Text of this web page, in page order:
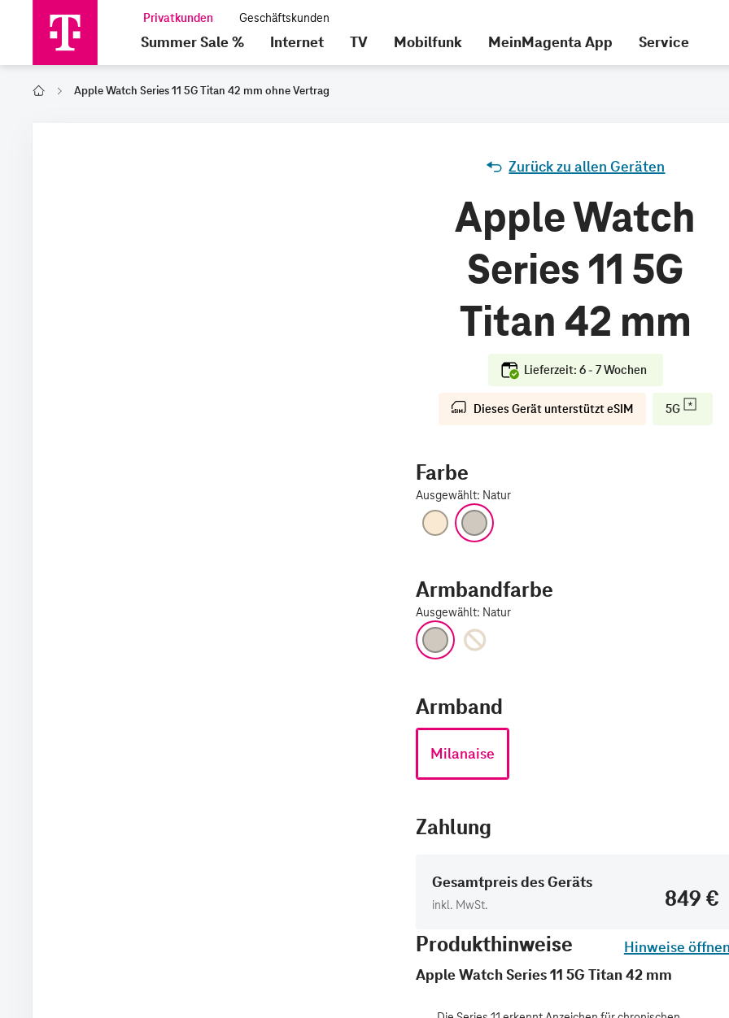
Summer Sale % Internet TV Mobilfunk MeinMagenta App Service
Home Apple Watch Series 11 5G Titan 42 mm ohne Vertrag
Zurück zu allen Geräten
Apple Watch
Series 11 5G
Titan 42 mm
Lieferzeit: 6 - 7 Wochen
Dieses Gerät unterstützt eSIM 5G
Farbe
Ausgewählt: Natur
Gold
Armbandfarbe
Ausgewählt: Natur
Natur
Armband
Milanaise
Zahlung
Gesamtpreis des Geräts
inkl. MwSt.
849 €
Produkthinweise
Hinweise
Apple Watch Series 11 5G Titan 42 mm